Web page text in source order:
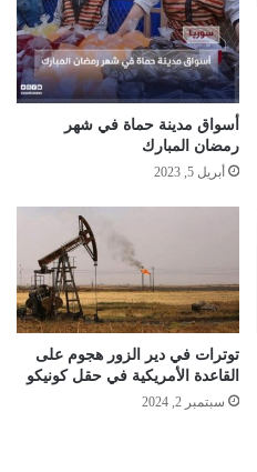
أسواق مدينة حماة في شهر
رمضان المبارك
أبريل 5, 2023
توترات في دير الزور هجوم على
القاعدة الأمريكية في حقل كونيكو
سبتمبر 2, 2024